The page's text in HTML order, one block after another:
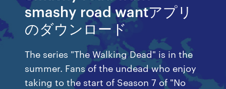
smashy road wantアプリ
のダウンロード
The series "The Walking Dead" is in the
summer. Fans of the undead who enjoy
taking to the start of Season 7 of "No